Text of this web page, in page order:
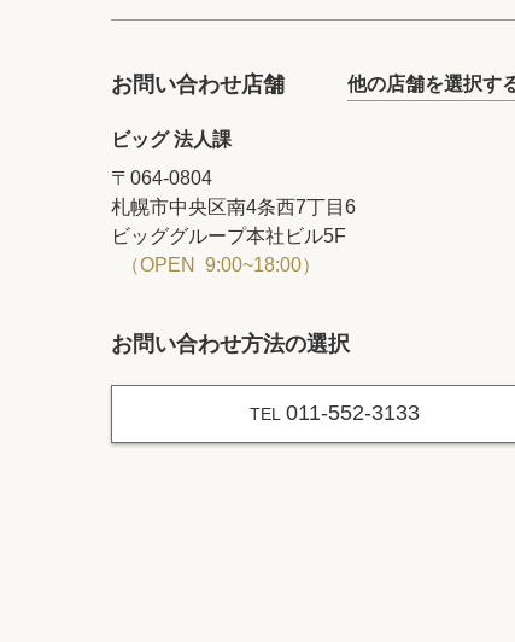
お問い合わせ店舗 他の店舗を選択す
ビッグ 法人課
〒064-0804
札幌市中央区南4条西7丁目6
ビッググループ本社ビル5F
（OPEN 9:00~18:00）
お問い合わせ方法の選択
TEL 011-552-3133